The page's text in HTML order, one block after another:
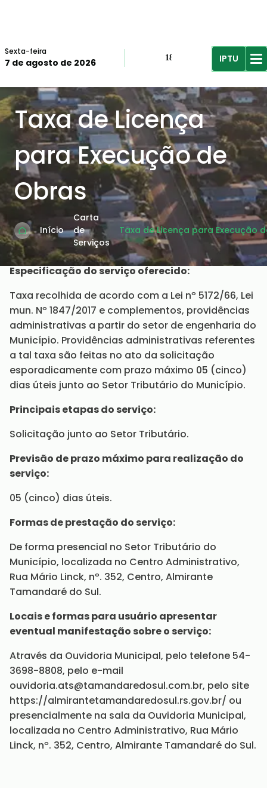
Sexta-feira
7 de agosto de 2026 18º
R$61,96IPTU
Taxa de Licença
para Execução de
Obras
Início
Carta
de
Serviços
Taxa de Licença para Execução
Especificação do serviço oferecido:
Taxa recolhida de acordo com a Lei nº 5172/66, Lei
mun. Nº 1847/2017 e complementos, providências
administrativas a partir do setor de engenharia do
Município. Providências administrativas referentes
a tal taxa são feitas no ato da solicitação
esporadicamente com prazo máximo 05 (cinco)
dias úteis junto ao Setor Tributário do Município.
Principais etapas do serviço:
Solicitação junto ao Setor Tributário.
Previsão de prazo máximo para realização do
serviço:
05 (cinco) dias úteis.
Formas de prestação do serviço:
De forma presencial no Setor Tributário do
Município, localizada no Centro Administrativo,
Rua Mário Linck, nº. 352, Centro, Almirante
Tamandaré do Sul.
Locais e formas para usuário apresentar
eventual manifestação sobre o serviço:
Através da Ouvidoria Municipal, pelo telefone 54-
3698-8808, pelo e-mail
ouvidoria.ats@tamandaredosul.com.br, pelo site
https://almirantetamandaredosul.rs.gov.br/ ou
presencialmente na sala da Ouvidoria Municipal,
localizada no Centro Administrativo, Rua Mário
Linck, nº. 352, Centro, Almirante Tamandaré do Sul.